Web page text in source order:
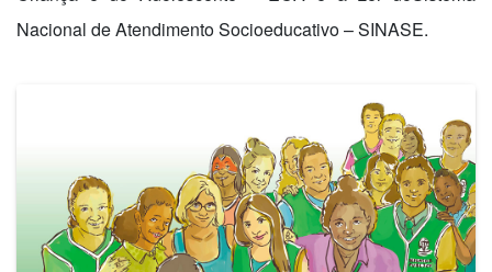
Nacional de Atendimento Socioeducativo – SINASE.